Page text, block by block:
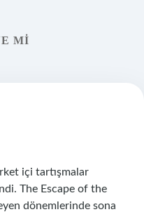
MI
içi tartışmalar
The Escape of the
dönemlerinde sona